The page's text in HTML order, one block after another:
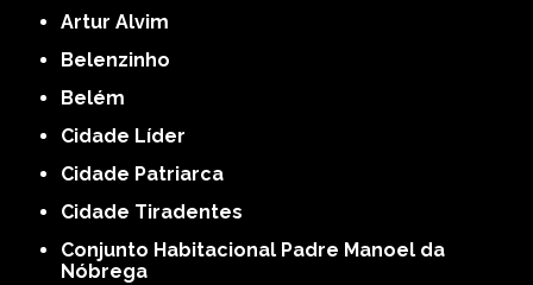
Artur Alvim
Belenzinho
Belém
Cidade Líder
Cidade Patriarca
Cidade Tiradentes
Conjunto Habitacional Padre Manoel da
Nóbrega